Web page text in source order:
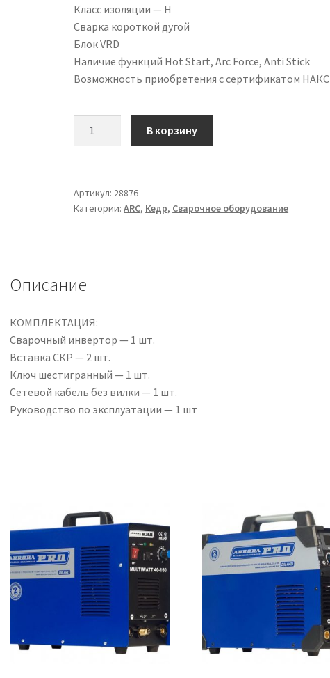
Класс изоляции — H
Сварка короткой дугой
Блок VRD
Наличие функций Hot Start, Arc Force, Anti Stick
Возможность приобретения с сертификатом НАКС
КЕДР
ВД-500.01
В корзину
Артикул: 28876
Категории:ARC, Кедр, Сварочное оборудование
Описание
КОМПЛЕКТАЦИЯ:
Сварочный инвертор — 1 шт.
Вставка СКР — 2 шт.
Ключ шестигранный — 1 шт.
Сетевой кабель без вилки — 1 шт.
Руководство по эксплуатации — 1 шт